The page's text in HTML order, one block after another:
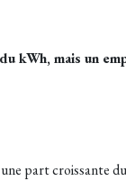
kWh, mais un
part croissante